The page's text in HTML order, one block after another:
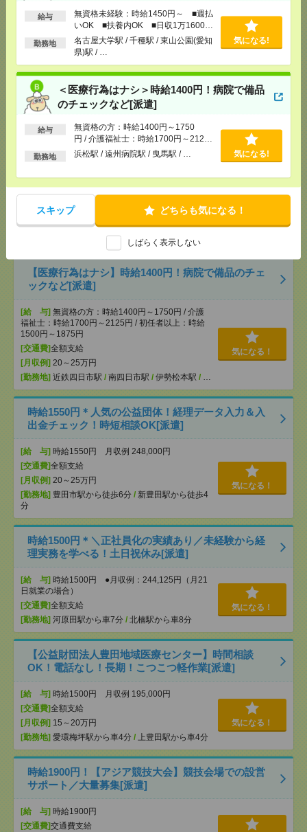
給与
無資格未経験：時給1450円～ ■週払
いOK ■扶養内OK ■日収1万1600円
以上
勤務地
名古屋大学駅 / 千種駅 / 東山公園(愛知
県)駅 / …
気になる!
＜医療行為はナシ＞時給1400円！病院で備品
のチェックなど[派遣]
給与
無資格の方：時給1400円～1750
円 / 介護福祉士：時給1700円～2125
円 / 初任者以上：時給1500円～1875
勤務地 浜松駅 / 遠州病院駅 / 曳馬駅 / … 気になる!
スキップ どちらも気になる！
しばらく表示しない
福祉士：時給1700円～2125円 / 初任者以上：時給
1500円～1875円
[交通費]全額支給
[月収例]
20～25万円
[勤務地]
浜松駅 遠州病院駅 /曳馬駅/
気になる！
3ヵ月で73万円稼ぐ！病院で備品のチェックなど＊医
療行為はナシ[派遣]
[交通費]全額支給
[月収例]20～25万円
西焼津駅
気になる！
【医療行為はナシ】時給1400円！病院で備品のチェ
ックなど[派遣]
[給 与] 無資格の方：時給1400円～1750円 / 介護
福祉士：時給1700円～2125円 / 初任者以上：時給
1500円～1875円
[交通費]全額支給
[月収例] 20～25万円
[勤務地] 近鉄四日市駅 / 南四日市駅 / 伊勢松本駅 / …
気になる！
時給1550円＊人気の公益団体！経理データ入力＆入
出金チェック！時短相談OK[派遣]
[給 与] 時給1550円 月収例 248,000円
[交通費]全額支給
[月収例] 20～25万円
[勤務地] 豊田市駅から徒歩6分 / 新豊田駅から徒歩4
分
気になる！
時給1500円＊＼正社員化の実績あり／未経験から経
理実務を学べる！土日祝休み[派遣]
[給 与] 時給1500円 ●月収例：244,125円（月21
日就業の場合）
[交通費]全額支給
[勤務地] 河原田駅から車7分 / 北楠駅から車8分
気になる！
【公益財団法人豊田地域医療センター】時間相談
OK！電話なし！長期！こつこつ軽作業[派遣]
[給 与] 時給1500円 月収例 195,000円
[交通費]全額支給
[月収例] 15～20万円
[勤務地] 愛環梅坪駅から車4分 / 上豊田駅から車4分
気になる！
時給1900円！【アジア競技大会】競技会場での設営
サポート／大量募集[派遣]
[給 与] 時給1900円
[交通費]交通費支給